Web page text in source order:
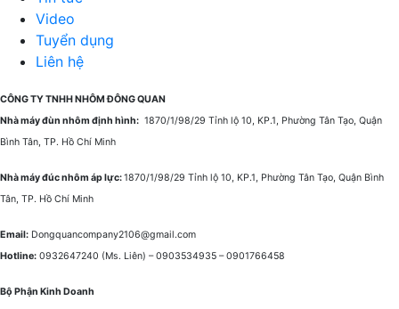
Video
Tuyển dụng
Liên hệ
CÔNG TY TNHH NHÔM ĐÔNG QUAN
Nhà máy đùn nhôm định hình: 1870/1/98/29 Tỉnh lộ 10, KP.1, Phường Tân Tạo, Quận
Bình Tân, TP. Hồ Chí Minh
Nhà máy đúc nhôm áp lực:1870/1/98/29 Tỉnh lộ 10, KP.1, Phường Tân Tạo, Quận Bình
Tân, TP. Hồ Chí Minh
Email: Dongquancompany2106@gmail.com
Hotline: 0932647240 (Ms. Liên) –0903534935 –0901766458
Bộ Phận Kinh Doanh